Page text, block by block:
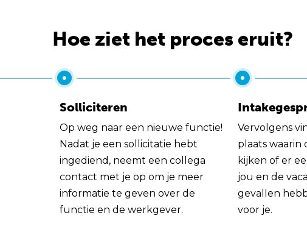
Hoe ziet het proces eruit?
Solliciteren
Op weg naar een nieuwe functie!
Nadat je een sollicitatie hebt
ingediend, neemt een collega
contact met je op om je meer
informatie te geven over de
functie en de werkgever.
Vervolgens
plaats waarin
kijken of er
jou en de
gevallen
voor je.